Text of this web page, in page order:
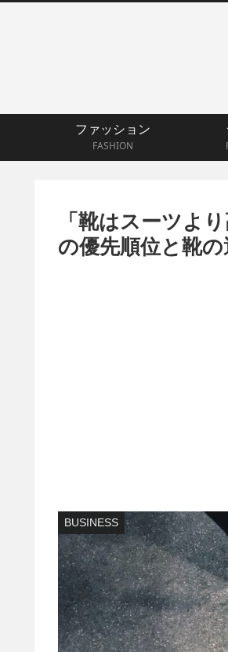
ファッション
FASHION
「靴はスーツよ
の優先順位と靴
BUSINESS